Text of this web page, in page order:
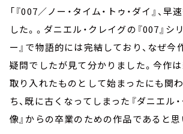
「『007／ノー・タイム・トゥ・ダイ』、
した。。ダニエル・クレイグの『007』シ
ー』で物語的には完結しており、なぜ今
疑問でしたが見て分かりました。今作
取り入れたものとして始まったにも関
ち、既に古くなってしまった『ダニエル
像』からの卒業のための作品であると思